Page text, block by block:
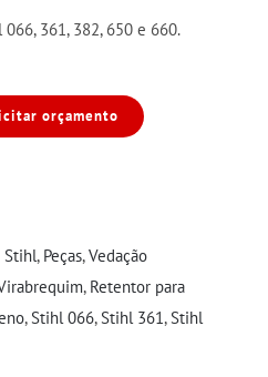
361, 382, 650 e 660.
orçamento
Stihl, Peças,Vedação
, Retentor para
,Stihl 066,Stihl 361 ,Stihl